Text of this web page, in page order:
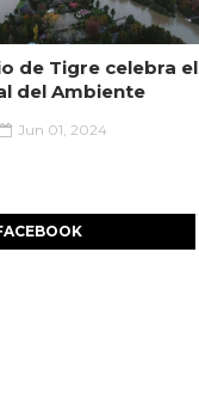
de Tigre celebra el
del Ambiente
Jun 01, 2024